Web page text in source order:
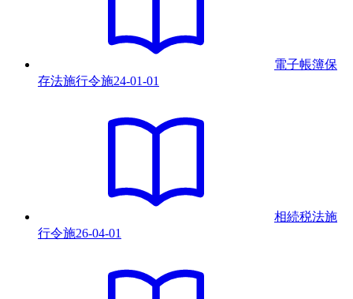
電子帳簿保
存法施行令施24-01-01
相続税法施
行令施26-04-01